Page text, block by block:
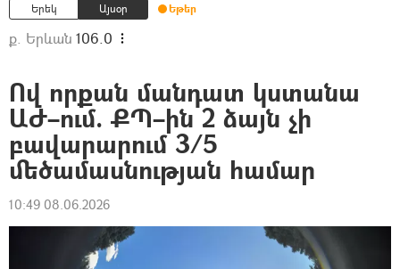
Երեկ Այսօր Եթեր
ք. Երևան 106.0
Ով որքան մանդատ կստանա
ԱԺ–ում. ՔՊ–ին 2 ձայն չի
բավարարում 3/5
մեծամասնության համար
10:49 08.06.2026